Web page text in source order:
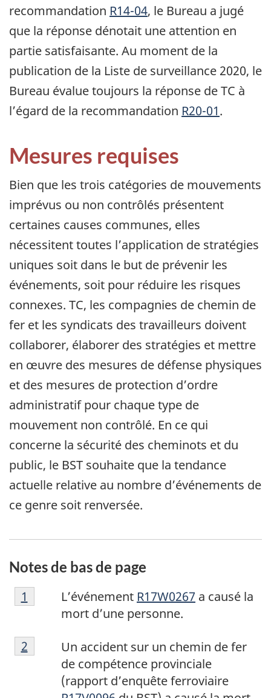
recommandation R14-04, le Bureau a jugé
que la réponse dénotait une attention en
partie satisfaisante. Au moment de la
publication de la Liste de surveillance 2020, le
Bureau évalue toujours la réponse de TC à
l’égard de la recommandation R20-01.
Mesures requises
Bien que les trois catégories de mouvements
imprévus ou non contrôlés présentent
certaines causes communes, elles
nécessitent toutes l’application de stratégies
uniques soit dans le but de prévenir les
événements, soit pour réduire les risques
connexes. TC, les compagnies de chemin de
fer et les syndicats des travailleurs doivent
collaborer, élaborer des stratégies et mettre
en œuvre des mesures de défense physiques
et des mesures de protection d’ordre
administratif pour chaque type de
mouvement non contrôlé. En ce qui
concerne la sécurité des cheminots et du
public, le BST souhaite que la tendance
actuelle relative au nombre d’événements de
ce genre soit renversée.
Notes de bas de page
N
o
e
d
L’événement R17W0267 a causé la
mort d’une personne.
Retour à la référence de la note de bas de
1
N
o
Un accident sur un chemin de fer
de compétence provinciale
(rapport d’enquête ferroviaire
Retour à la référence de la note de bas de
2